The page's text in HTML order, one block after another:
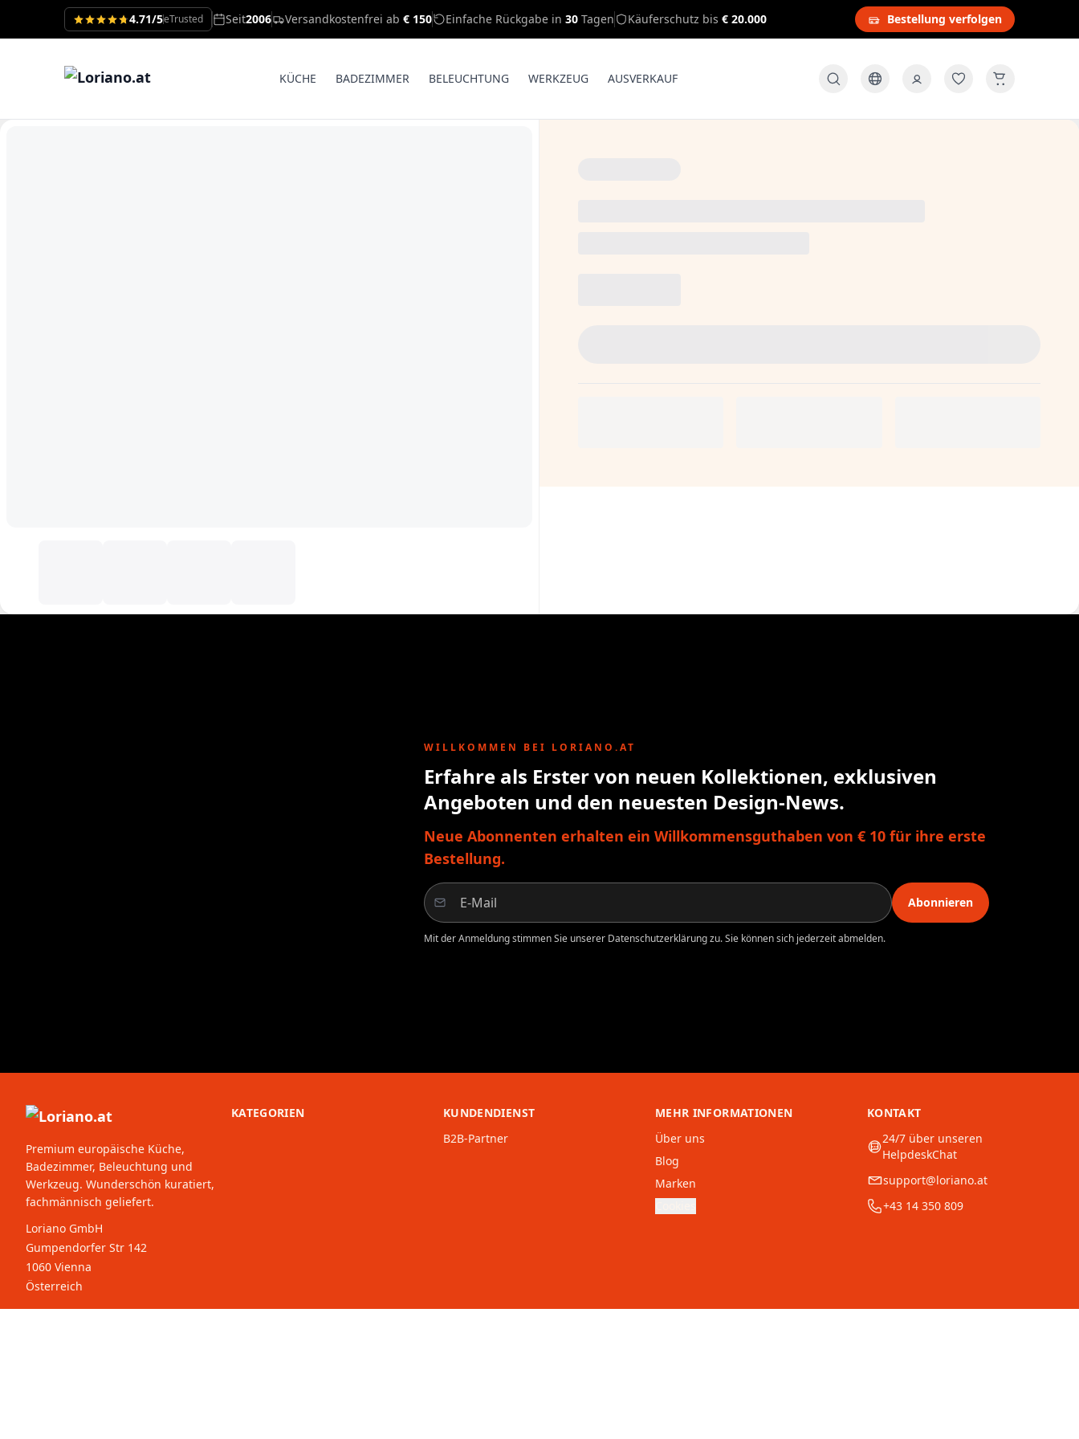
4.71/5eTrusted Seit2006 Versandkostenfrei ab € 150 Einfache Rückgabe in 30 Tagen Käuferschutz bis € 20.000 Bestellung verfolgen
KÜCHE BADEZIMMER BELEUCHTUNG WERKZEUG AUSVERKAUF
WILLKOMMEN BEI LORIANO.AT
Erfahre als Erster von neuen Kollektionen, exklusiven
Angeboten und den neuesten Design-News.
Neue Abonnenten erhalten ein Willkommensguthaben von € 10 für ihre erste
Bestellung.
Abonnieren
Mit der Anmeldung stimmen Sie unserer Datenschutzerklärung zu. Sie können sich jederzeit abmelden.
Premium europäische Küche,
Badezimmer, Beleuchtung und
Werkzeug. Wunderschön kuratiert,
fachmännisch geliefert.
Loriano GmbH
Gumpendorfer Str 142
1060 Vienna
Österreich
KATEGORIEN
KUNDENDIENST
B2B-Partner
MEHR INFORMATIONEN
Über uns
Blog
Marken
KONTAKT
24/7 über unseren
HelpdeskChat
support@loriano.at
+43 14 350 809